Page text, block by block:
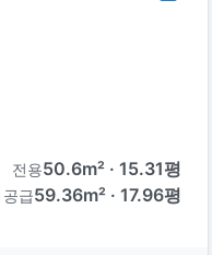
전용50.6m² · 15.31평
공급59.36m² · 17.96평